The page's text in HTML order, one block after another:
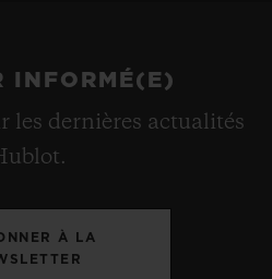
INFORMÉ(E)
les dernières actualités
À LA